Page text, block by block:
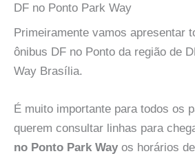
DF no Ponto Park Way
Primeiramente vamos apresentar
ônibus DF no Ponto da região de
Way Brasília.
É muito importante para todos os
querem consultar linhas para
no Ponto Park Way os horários